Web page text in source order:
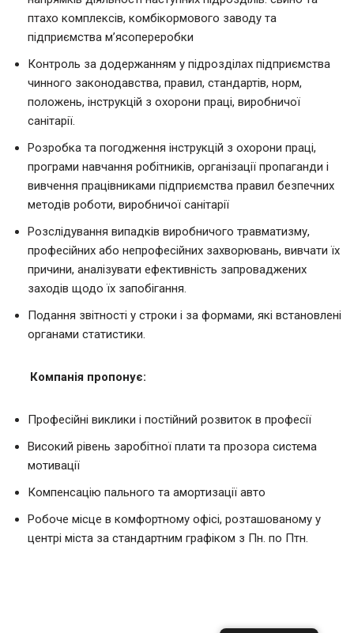
птахо комплексів, комбікормового заводу та
підприємства м’ясопереробки
Контроль за додержанням у підрозділах підприємства
чинного законодавства, правил, стандартів, норм,
положень, інструкцій з охорони праці, виробничої
санітарії.
Розробка та погодження інструкцій з охорони праці,
програми навчання робітників, організації пропаганди і
вивчення працівниками підприємства правил безпечних
методів роботи, виробничої санітарії
Розслідування випадків виробничого травматизму,
професійних або непрофесійних захворювань, вивчати їх
причини, аналізувати ефективність запроваджених
заходів щодо їх запобігання.
Подання звітності у строки і за формами, які встановлені
органами статистики.
Компанія пропонує:
Професійні виклики і постійний розвиток в професії
Високий рівень заробітної плати та прозора система
мотивації
Компенсацію пального та амортизації авто
Робоче місце в комфортному офісі, розташованому у
центрі міста за стандартним графіком з Пн. по Птн.